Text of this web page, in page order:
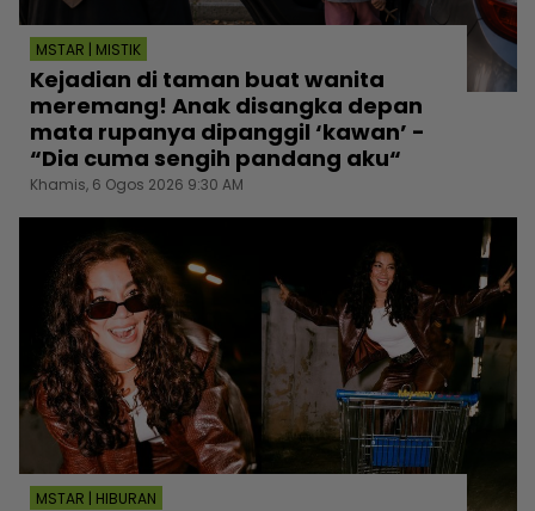
MSTAR | MISTIK
Kejadian di taman buat wanita
meremang! Anak disangka depan
mata rupanya dipanggil ‘kawan’ -
“Dia cuma sengih pandang aku“
Khamis, 6 Ogos 2026 9:30 AM
MSTAR | HIBURAN